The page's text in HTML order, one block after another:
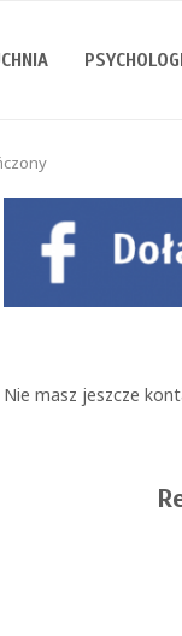
Nie masz jeszcze